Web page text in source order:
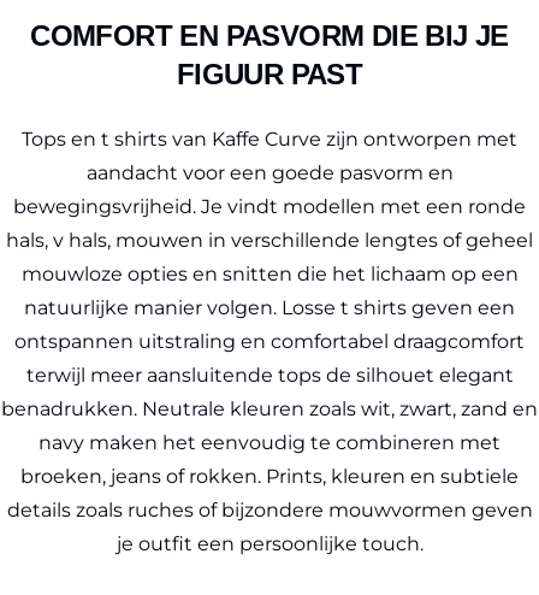
COMFORT EN PASVORM DIE BIJ JE
FIGUUR PAST
Tops en t shirts van Kaffe Curve zijn ontworpen met
aandacht voor een goede pasvorm en
bewegingsvrijheid. Je vindt modellen met een ronde
hals, v hals, mouwen in verschillende lengtes of geheel
mouwloze opties en snitten die het lichaam op een
natuurlijke manier volgen. Losse t shirts geven een
ontspannen uitstraling en comfortabel draagcomfort
terwijl meer aansluitende tops de silhouet elegant
benadrukken. Neutrale kleuren zoals wit, zwart, zand en
navy maken het eenvoudig te combineren met
broeken, jeans of rokken. Prints, kleuren en subtiele
details zoals ruches of bijzondere mouwvormen geven
je outfit een persoonlijke touch.